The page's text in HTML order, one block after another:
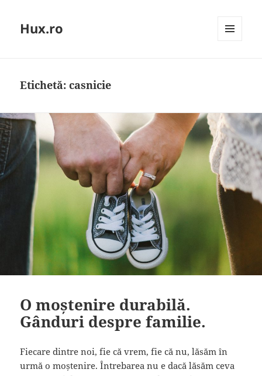
Hux.ro
Etichetă:casnicie
O moștenire durabilă.
Gânduri despre familie.
Fiecare dintre noi, fie că vrem, fie că nu, lăsăm în
urmă o moștenire. Întrebarea nu e dacă lăsăm ceva